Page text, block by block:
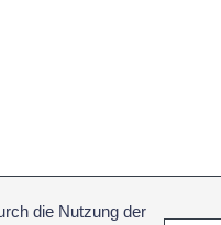
die Nutzung der